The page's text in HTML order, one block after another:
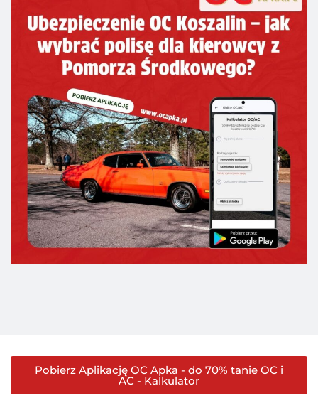
Pobierz Aplikację OC Apka - do 70% tanie OC i
AC - Kalkulator